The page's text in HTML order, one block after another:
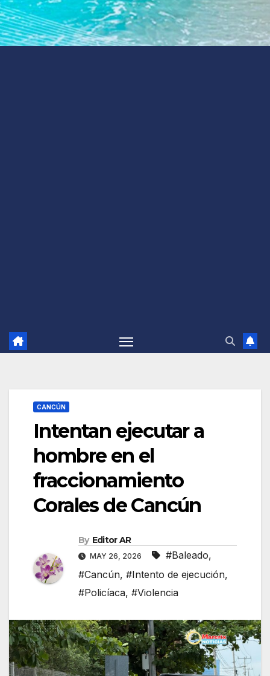
CANCÚN
Intentan ejecutar a
hombre en el
fraccionamiento
Corales de Cancún
By Editor AR
MAY 26, 2026 #Baleado,
#Cancún, #Intento de ejecución,
#Policíaca, #Violencia